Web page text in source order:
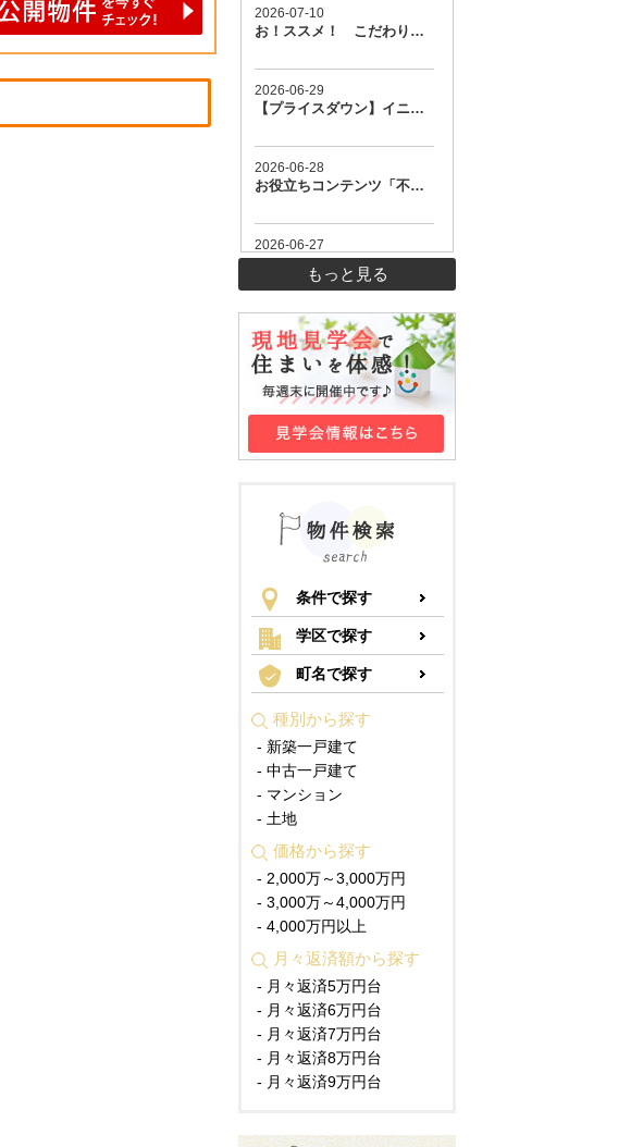
もっと見る
条件で探す
学区で探す
町名で探す
種別から探す
- 新築一戸建て
- 中古一戸建て
- マンション
- 土地
価格から探す
- 2,000万～3,000万円
- 3,000万～4,000万円
- 4,000万円以上
月々返済額から探す
- 月々返済5万円台
- 月々返済6万円台
- 月々返済7万円台
- 月々返済8万円台
- 月々返済9万円台